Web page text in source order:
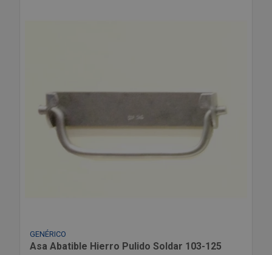
GENÉRICO
Asa Abatible Hierro Pulido Soldar 103-125